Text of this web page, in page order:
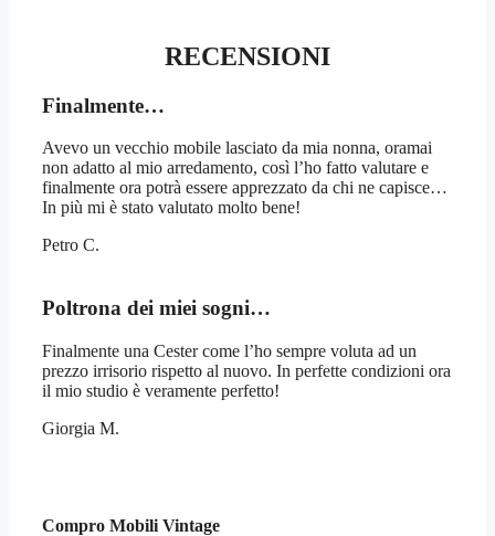
RECENSIONI
Finalmente…
Avevo un vecchio mobile lasciato da mia nonna, oramai
non adatto al mio arredamento, così l’ho fatto valutare e
finalmente ora potrà essere apprezzato da chi ne capisce…
In più mi è stato valutato molto bene!
Petro C.
Poltrona dei miei sogni…
Finalmente una Cester come l’ho sempre voluta ad un
prezzo irrisorio rispetto al nuovo. In perfette condizioni ora
il mio studio è veramente perfetto!
Giorgia M.
Compro Mobili Vintage